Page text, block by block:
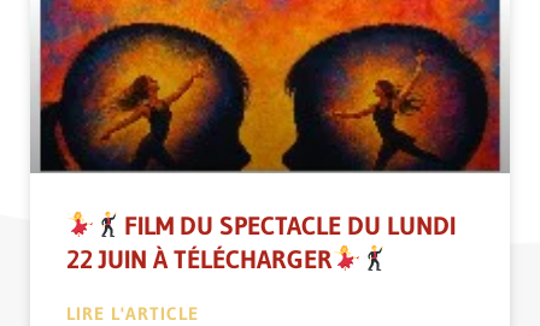
FILM DU SPECTACLE DU LUNDI
22 JUIN À TÉLÉCHARGER
LIRE L'ARTICLE